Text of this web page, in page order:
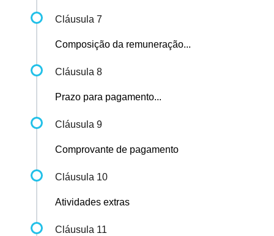
Cláusula 7
Composição da remuneração...
Cláusula 8
Prazo para pagamento...
Cláusula 9
Comprovante de pagamento
Cláusula 10
Atividades extras
Cláusula 11